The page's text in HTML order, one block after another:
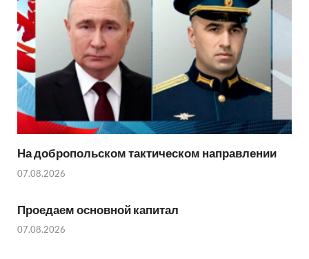
На добропольском тактическом направлении
07.08.2026
Проедаем основной капитал
07.08.2026